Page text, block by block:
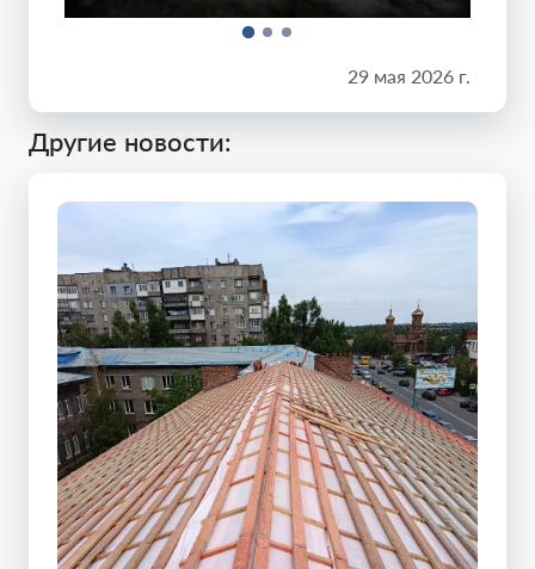
29 мая 2026 г.
Другие новости: